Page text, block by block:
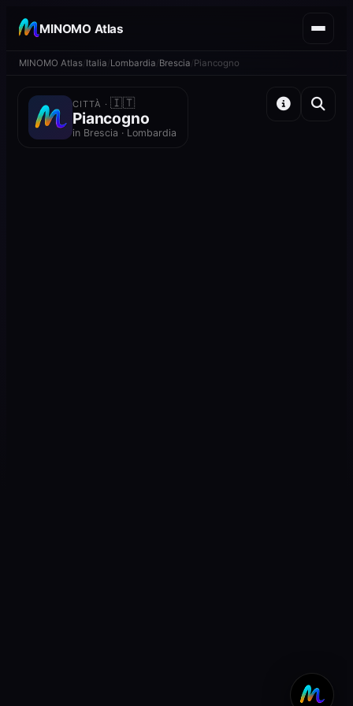
MINOMO Atlas
MINOMO Atlas Italia Lombardia Brescia Piancogno
CITTÀ ·🇮🇹
Piancogno
in Brescia · Lombardia